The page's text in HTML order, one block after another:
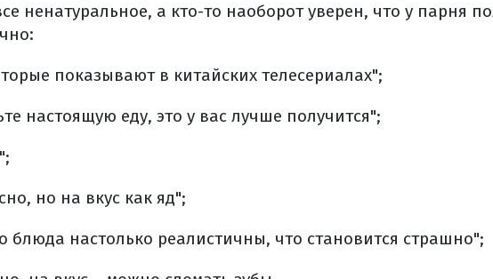
ненатуральное, а кто-то наоборот уверен, что у парня
показывают в китайских телесериалах";
настоящую еду, это у вас лучше получится";
но на вкус как яд";
блюда настолько реалистичны, что становится страшно";